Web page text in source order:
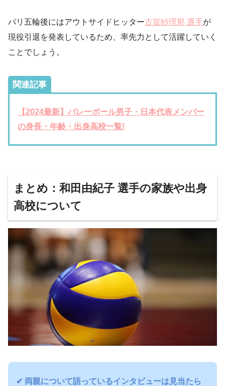
パリ五輪後にはアウトサイドヒッター古賀紗理那 選手が
現役引退を発表しているため、率先力として活躍していく
ことでしょう。
関連記事
【2024最新】バレーボール男子・日本代表メンバー
の身長・年齢・出身高校一覧!
まとめ：和田由紀子 選手の家族や出身
高校について
✔ 両親について語っているインタビューは見当たら